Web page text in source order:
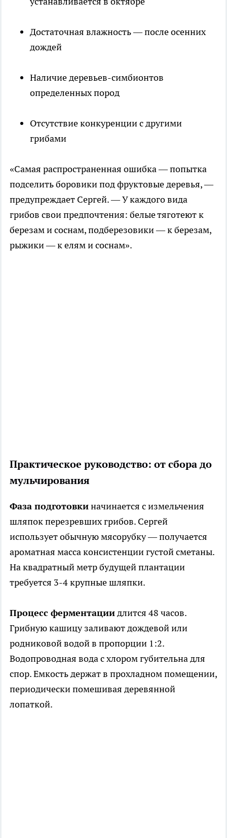
Достаточная влажность — после осенних
дождей
Наличие деревьев-симбионтов
определенных пород
Отсутствие конкуренции с другими
грибами
«Самая распространенная ошибка — попытка
подселить боровики под фруктовые деревья, —
предупреждает Сергей. — У каждого вида
грибов свои предпочтения: белые тяготеют к
березам и соснам, подберезовики — к березам,
рыжики — к елям и соснам».
Практическое руководство: от сбора до
мульчирования
Фаза подготовкиначинается с измельчения
шляпок перезревших грибов. Сергей
использует обычную мясорубку — получается
ароматная масса консистенции густой сметаны.
На квадратный метр будущей плантации
требуется 3-4 крупные шляпки.
Процесс ферментациидлится 48 часов.
Грибную кашицу заливают дождевой или
родниковой водой в пропорции 1:2.
Водопроводная вода с хлором губительна для
спор. Емкость держат в прохладном помещении,
периодически помешивая деревянной
лопаткой.